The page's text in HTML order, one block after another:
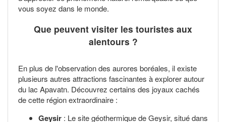
vous soyez dans le monde.
Que peuvent visiter les touristes aux
alentours ?
En plus de l'observation des aurores boréales, il existe
plusieurs autres attractions fascinantes à explorer autour
du lac Apavatn. Découvrez certains des joyaux cachés
de cette région extraordinaire :
Geysir : Le site géothermique de Geysir, situé dans